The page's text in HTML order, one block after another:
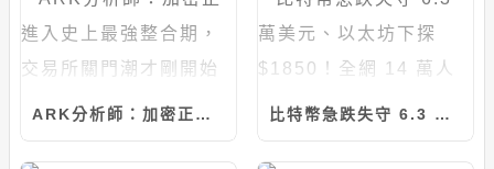
ARK分析師：加密正進入史上最強整合期，交易所關門潮才剛開始 比特幣急跌失守 6.3 萬美元、以太坊下探 $1850！全網 14 萬人慘遭爆倉逾 6.4 億鎂